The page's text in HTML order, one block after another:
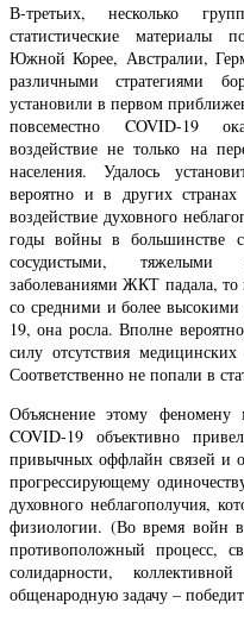
В-третьих, несколько
статистические
Южной Корее, Австралии,
различными стратегиями
установили в первом
повсеместно COVID-19
воздействие не только на
населения. Удалось
вероятно и в других
воздействие духовного
годы войны в большинстве
сосудистыми,
заболеваниями ЖКТ падала,
со средними и более
19, она росла. Вполне
силу отсутствия
Соответственно не попали в
Объяснение этому
COVID-19 объективно
привычных оффлайн связей и
прогрессирующему
духовного неблагополучия,
физиологии. (Во время войн
противоположный процесс,
солидарности,
общенародную задачу –